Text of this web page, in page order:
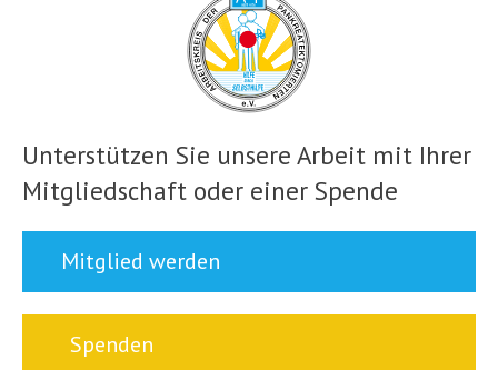
Unterstützen Sie unsere Arbeit mit Ihrer
Mitgliedschaft oder einer Spende
Mitglied werden
Spenden